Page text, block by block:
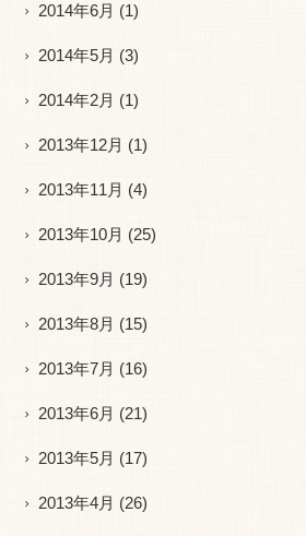
2014年6月 (1)
2014年5月 (3)
2014年2月 (1)
2013年12月 (1)
2013年11月 (4)
2013年10月 (25)
2013年9月 (19)
2013年8月 (15)
2013年7月 (16)
2013年6月 (21)
2013年5月 (17)
2013年4月 (26)